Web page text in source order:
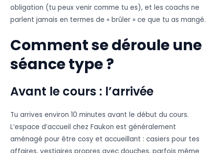
obligation (tu peux venir comme tu es), et les coachs ne
parlent jamais en termes de « brûler » ce que tu as mangé.
Comment se déroule une
séance type ?
Avant le cours : l’arrivée
Tu arrives environ 10 minutes avant le début du cours.
L’espace d’accueil chez Faukon est généralement
aménagé pour être cosy et accueillant : casiers pour tes